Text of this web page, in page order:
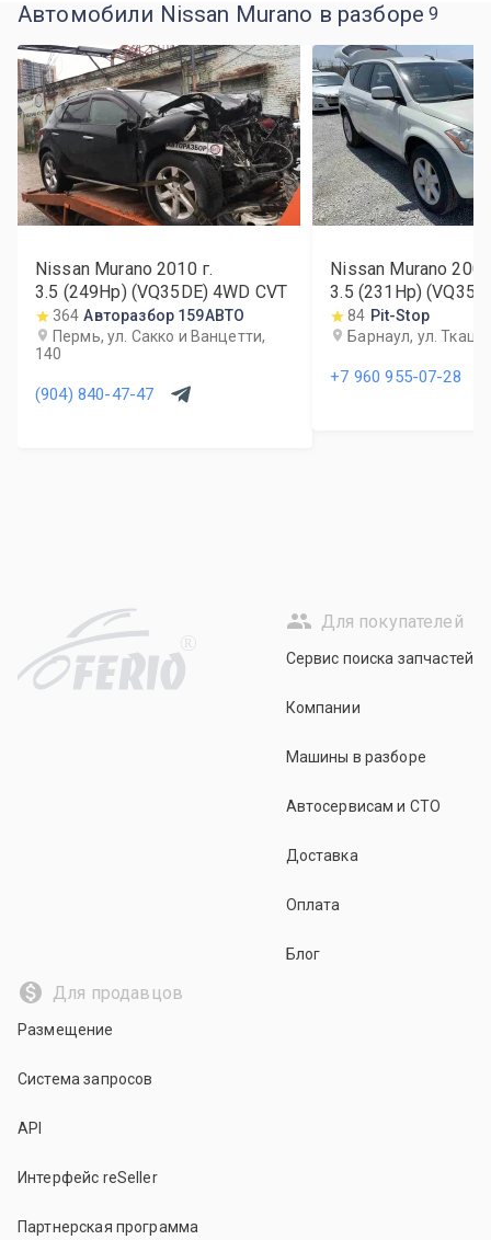
Автомобили Nissan Murano в разборе 9
Nissan Murano 2010г.
3.5 (249Hp) (VQ35DE) 4WD CVT
364 Авторазбор 159АВТО
Пермь, ул. Сакко и Ванцетти,
140
(904) 840-47-47
Nissan Murano
3.5 (231Hp)
84 Pit-Stop
Барнаул, ул.
+7 960 955-07-28
R
Для покупателей
Сервис поиска запчастей
Компании
Машины в разборе
Автосервисам и СТО
Доставка
Оплата
Блог
Для продавцов
Размещение
Система запросов
API
Интерфейс reSeller
Партнерская программа